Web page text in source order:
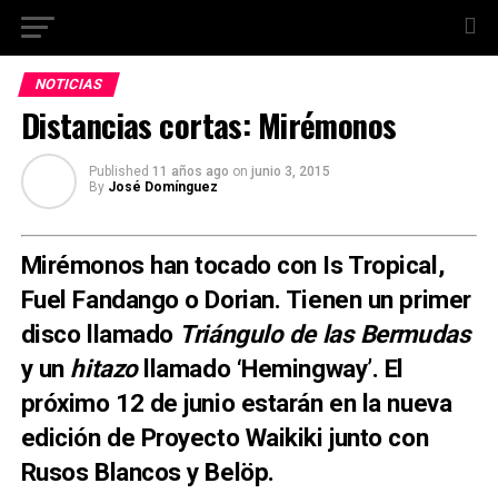
NOTICIAS
Distancias cortas: Mirémonos
Published 11 años ago on junio 3, 2015
By José Domínguez
Mirémonoshan tocado con Is Tropical,
Fuel Fandango o Dorian. Tienen un primer
disco llamado Triángulo de las Bermudas
y un hitazollamado ‘Hemingway’. El
próximo 12 de junio estarán en la nueva
edición de Proyecto Waikiki junto con
Rusos Blancos y Belöp.